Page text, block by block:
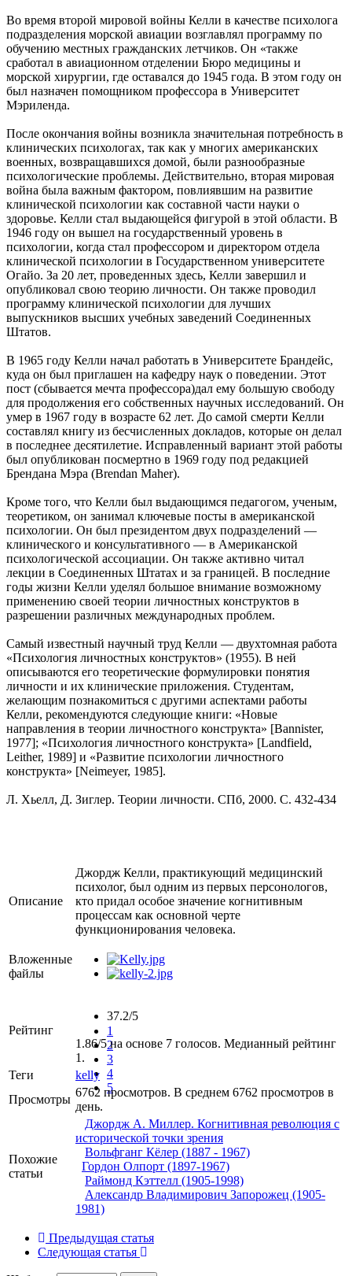
Во время второй мировой войны Келли в качестве психолога
подразделения морской авиации возглавлял программу по
обучению местных гражданских летчиков. Он «также
сработал в авиационном отделении Бюро медицины и
морской хирургии, где оставался до 1945 года. В этом году он
был назначен помощником профессора в Университет
Мэриленда.
После окончания войны возникла значительная потребность в
клинических психологах, так как у многих американских
военных, возвращавшихся домой, были разнообразные
психологические проблемы. Действительно, вторая мировая
война была важным фактором, повлиявшим на развитие
клинической психологии как составной части науки о
здоровье. Келли стал выдающейся фигурой в этой области. В
1946 году он вышел на государственный уровень в
психологии, когда стал профессором и директором отдела
клинической психологии в Государственном университете
Огайо. За 20 лет, проведенных здесь, Келли завершил и
опубликовал свою теорию личности. Он также проводил
программу клинической психологии для лучших
выпускников высших учебных заведений Соединенных
Штатов.
В 1965 году Келли начал работать в Университете Брандейс,
куда он был приглашен на кафедру наук о поведении. Этот
пост (сбывается мечта профессора)дал ему большую свободу
для продолжения его собственных научных исследований. Он
умер в 1967 году в возрасте 62 лет. До самой смерти Келли
составлял книгу из бесчисленных докладов, которые он делал
в последнее десятилетие. Исправленный вариант этой работы
был опубликован посмертно в 1969 году под редакцией
Брендана Мэра (Brendan Maher).
Кроме того, что Келли был выдающимся педагогом, ученым,
теоретиком, он занимал ключевые посты в американской
психологии. Он был президентом двух подразделений —
клинического и консультативного — в Американской
психологической ассоциации. Он также активно читал
лекции в Соединенных Штатах и за границей. В последние
годы жизни Келли уделял большое внимание возможному
применению своей теории личностных конструктов в
разрешении различных международных проблем.
Самый известный научный труд Келли — двухтомная работа
«Психология личностных конструктов» (1955). В ней
описываются его теоретические формулировки понятия
личности и их клинические приложения. Студентам,
желающим познакомиться с другими аспектами работы
Келли, рекомендуются следующие книги: «Новые
направления в теории личностного конструкта» [Bannister,
1977]; «Психология личностного конструкта» [Landfield,
Leither, 1989] и «Развитие психологии личностного
конструкта» [Neimeyer, 1985].
Л. Хьелл, Д. Зиглер. Теории личности. СПб, 2000. С. 432-434
Описание
Джордж Келли, практикующий медицинский
психолог, был одним из первых персонологов,
кто придал особое значение когнитивным
процессам как основной черте
функционирования человека.
Вложенные
файлы
Рейтинг
37.2/5
1
2
3
4
5
1.86/5 на основе 7 голосов. Медианный рейтинг
1.
Теги
kelly
Просмотры
6762 просмотров. В среднем 6762 просмотров в
день.
Похожие
статьи
Джордж А. Миллер. Когнитивная революция с
исторической точки зрения
Вольфганг Кёлер (1887 - 1967)
Гордон Олпорт (1897-1967)
Раймонд Кэттелл (1905-1998)
Александр Владимирович Запорожец (1905-
1981)
Предыдущая статья
Следующая статья